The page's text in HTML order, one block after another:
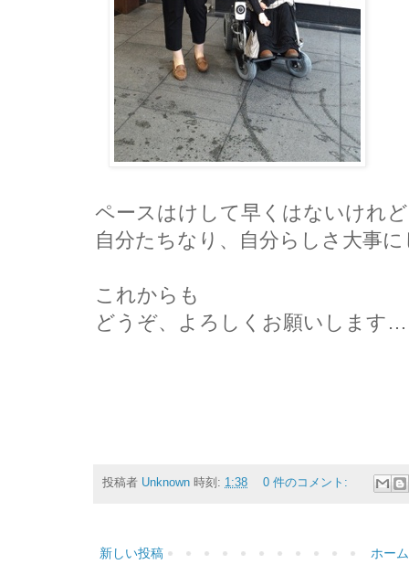
ペースはけして早くはないけれど
自分たちなり、自分らしさ大事
これからも
どうぞ、よろしくお願いします
投稿者 Unknown 時刻: 1:38 0 件のコメント:
新しい投稿 ホーム